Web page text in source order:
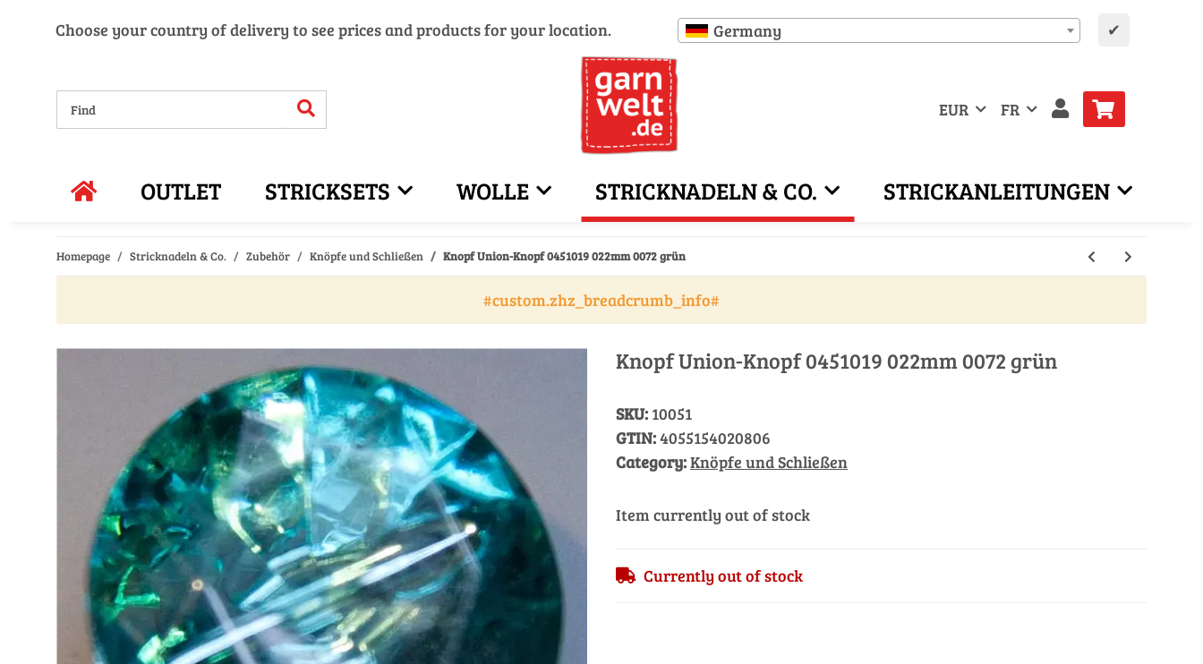
Choose your country of delivery to see prices and products for your location. Germany ✔
EUR FR
OUTLET STRICKSETS WOLLE STRICKNADELN & CO. STRICKANLEITUNGEN
Homepage Stricknadeln & Co. Zubehör Knöpfe und Schließen Knopf Union-Knopf 0451019 022mm 0072 grün
#custom.zhz_breadcrumb_info#
Knopf Union-Knopf 0451019 022mm 0072 grün
SKU: 10051
GTIN:4055154020806
Category:Knöpfe und Schließen
Item currently out of stock
Currently out of stock